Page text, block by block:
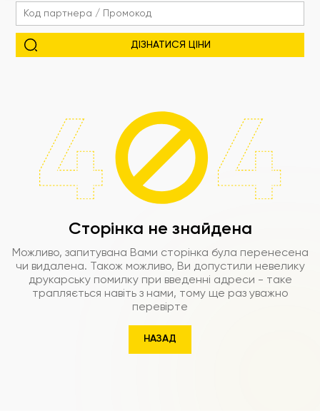
Сторінка не знайдена
Можливо, запитувана Вами сторінка була перенесена
чи видалена. Також можливо, Ви допустили невелику
друкарську помилку при введенні адреси - таке
трапляється навіть з нами, тому ще раз уважно
перевірте
НАЗАД